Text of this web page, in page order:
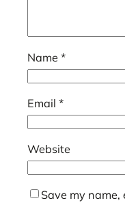
Name *
Email *
Website
Save my